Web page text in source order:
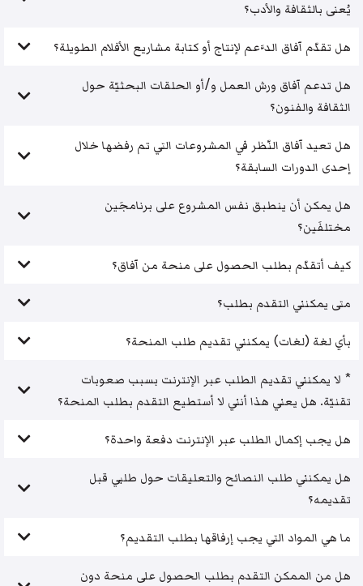
يُعنى بالثقافة والأدب؟
هل تقدّم آفاق الدَّعم لإنتاج أو كتابة مشاريع الأفلام الطويلة؟
هل تدعم آفاق ورش العمل و/أو الحلقات البحثيّة حول
الثقافة والفنون؟
هل تعيد آفاق النّظر في المشروعات التي تم رفضها خلال
إحدى الدورات السابقة؟
هل يمكن أن ينطبق نفس المشروع على برنامجَين
مختلفَين؟
كيف أتقدّم بطلب الحصول على منحة من آفاق؟
متى يمكنني التقدم بطلب؟
بأي لغة (لغات) يمكنني تقديم طلب المنحة؟
* لا يمكنني تقديم الطلب عبر الإنترنت بسبب صعوبات
تقنيّة. هل يعني هذا أنني لا أستطيع التقدم بطلب المنحة؟
هل يجب إكمال الطلب عبر الإنترنت دفعة واحدة؟
هل يمكنني طلب النصائح والتعليقات حول طلبي قبل
تقديمه؟
ما هي المواد التي يجب إرفاقها بطلب التقديم؟
هل من الممكن التقدم بطلب الحصول على منحة دون